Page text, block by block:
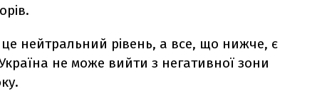
нейтральний рівень, а все, що нижче, є
не може вийти з негативної зони